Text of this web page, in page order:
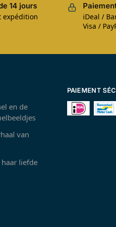
14 jours
expédition
iDeal /
Visa /
en de
van
liefde
PAIEMENT